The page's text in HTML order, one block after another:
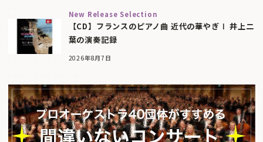
New Release Selection
【CD】フランスのピアノ曲 近代の華やぎⅠ 井上二
葉の演奏記録
2026年8月7日